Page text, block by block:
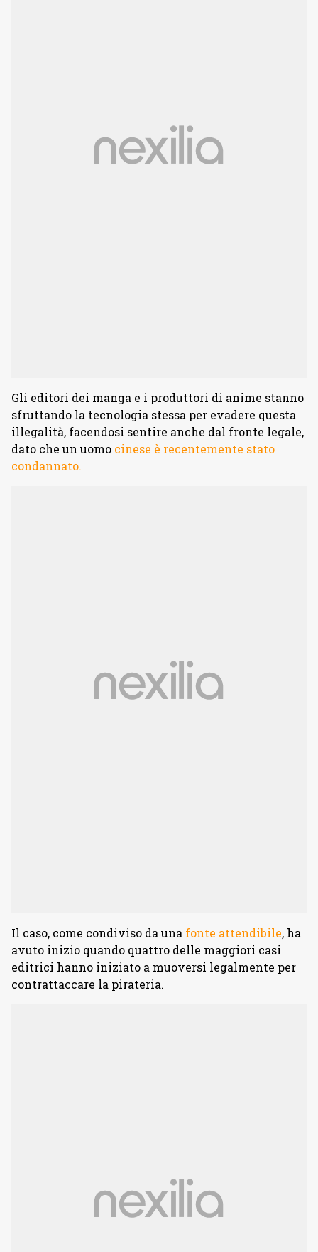
Gli editori dei manga e i produttori di anime stanno
sfruttando la tecnologia stessa per evadere questa
illegalità, facendosi sentire anche dal fronte legale,
dato che un uomo cinese è recentemente stato
condannato.
Il caso, come condiviso da una fonte attendibile, ha
avuto inizio quando quattro delle maggiori casi
editrici hanno iniziato a muoversi legalmente per
contrattaccare la pirateria.